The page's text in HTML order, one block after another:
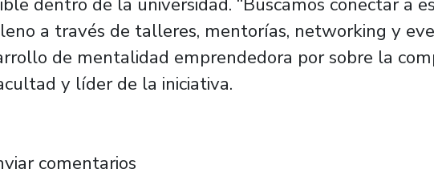
a través de talleres, mentorías, networking y
de mentalidad emprendedora por sobre la
y líder de la iniciativa.
lidera proyecto para desarrollar un club de
comentarios